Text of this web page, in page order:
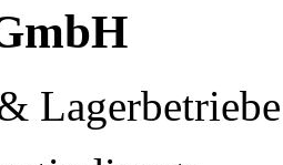
Lagerbetriebe